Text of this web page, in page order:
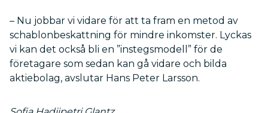
– Nu jobbar vi vidare för att ta fram en metod av
schablonbeskattning för mindre inkomster. Lyckas
vi kan det också bli en ”instegsmodell” för de
företagare som sedan kan gå vidare och bilda
aktiebolag, avslutar Hans Peter Larsson.